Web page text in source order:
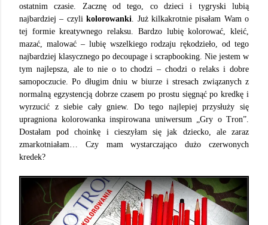
ostatnim czasie. Zacznę od tego, co dzieci i tygryski lubią
najbardziej – czylikolorowanki . Już kilkakrotnie pisałam Wam o
tej formie kreatywnego relaksu. Bardzo lubię kolorować, kleić,
mazać, malować – lubię wszelkiego rodzaju rękodzieło, od tego
najbardziej klasycznego po decoupage i scrapbooking. Nie jestem w
tym najlepsza, ale to nie o to chodzi – chodzi o relaks i dobre
samopoczucie. Po długim dniu w biurze i stresach związanych z
normalną egzystencją dobrze czasem po prostu sięgnąć po kredkę i
wyrzucić z siebie cały gniew. Do tego najlepiej przysłuży się
upragniona kolorowanka inspirowana uniwersum „Gry o Tron”.
Dostałam pod choinkę i cieszyłam się jak dziecko, ale zaraz
zmarkotniałam… Czy mam wystarczająco dużo czerwonych
kredek?